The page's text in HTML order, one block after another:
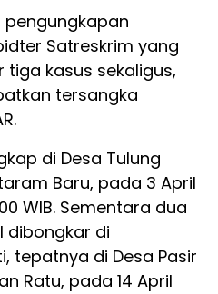
pengungkapan
Satreskrim yang
kasus sekaligus,
tersangka
di Desa Tulung
Baru, pada 3 April
WIB. Sementara dua
dibongkar di
tepatnya di Desa Pasir
Ratu, pada 14 April